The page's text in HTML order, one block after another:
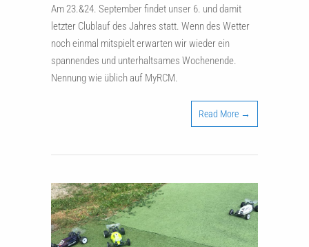
Am 23.&24. September findet unser 6. und damit
letzter Clublauf des Jahres statt. Wenn des Wetter
noch einmal mitspielt erwarten wir wieder ein
spannendes und unterhaltsames Wochenende.
Nennung wie üblich auf MyRCM.
Read More →